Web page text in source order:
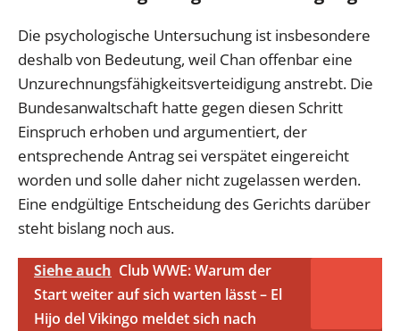
Die psychologische Untersuchung ist insbesondere
deshalb von Bedeutung, weil Chan offenbar eine
Unzurechnungsfähigkeitsverteidigung anstrebt. Die
Bundesanwaltschaft hatte gegen diesen Schritt
Einspruch erhoben und argumentiert, der
entsprechende Antrag sei verspätet eingereicht
worden und solle daher nicht zugelassen werden.
Eine endgültige Entscheidung des Gerichts darüber
steht bislang noch aus.
Siehe auch Club WWE: Warum der
Start weiter auf sich warten lässt – El
Hijo del Vikingo meldet sich nach